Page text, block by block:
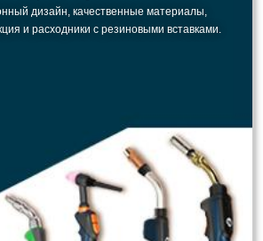
дизайн, качественные материалы,
и расходники с резиновыми вставками.